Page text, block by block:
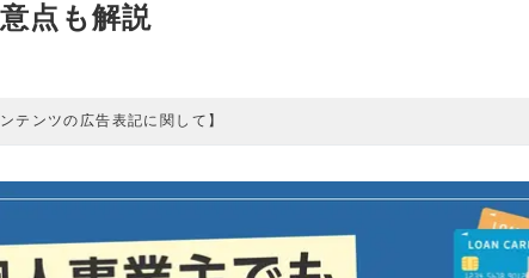
点も解説
ンテンツの広告表記に関して】
の調査／ユーザーへの口コミ収集などに基づき、公平性を担保した情報提
業一覧